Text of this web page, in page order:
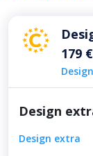
179 €
Design
Design extra